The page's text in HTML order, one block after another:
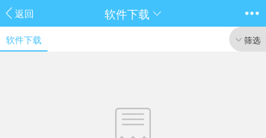
返回 软件下载
软件下载 筛选